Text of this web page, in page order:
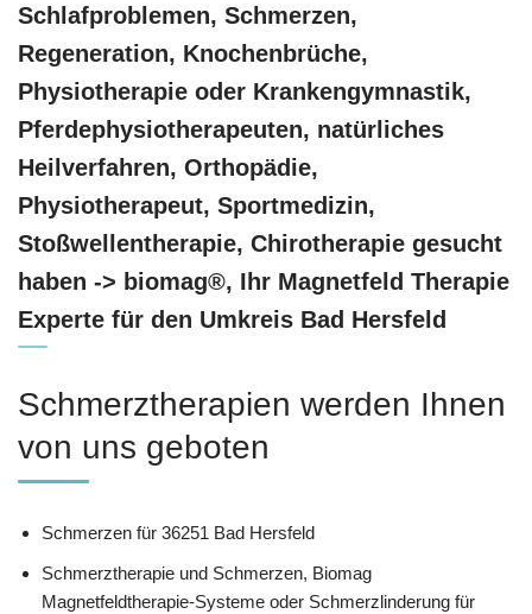
Schlafproblemen, Schmerzen,
Regeneration, Knochenbrüche,
Physiotherapie oder Krankengymnastik,
Pferdephysiotherapeuten, natürliches
Heilverfahren, Orthopädie,
Physiotherapeut, Sportmedizin,
Stoßwellentherapie, Chirotherapie gesucht
haben -> biomag®, Ihr Magnetfeld Therapie
Experte für den Umkreis Bad Hersfeld
Schmerztherapien werden Ihnen
von uns geboten
Schmerzen für 36251 Bad Hersfeld
Schmerztherapie und Schmerzen, Biomag
Magnetfeldtherapie-Systeme oder Schmerzlinderung für